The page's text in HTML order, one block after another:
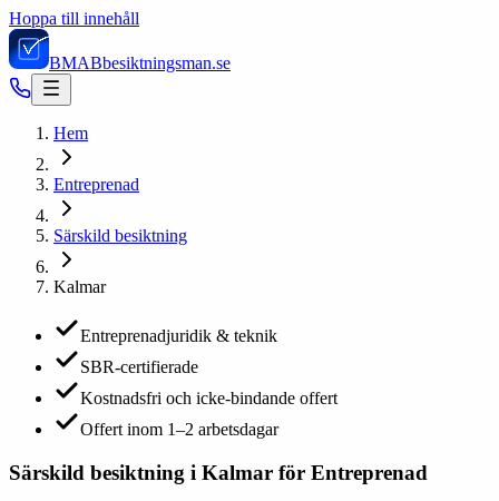
Hoppa till innehåll
BMABbesiktningsman.se
Hem
Entreprenad
Särskild besiktning
Kalmar
Entreprenadjuridik & teknik
SBR-certifierade
Kostnadsfri och icke-bindande offert
Offert inom 1–2 arbetsdagar
Särskild besiktning i Kalmar för Entreprenad